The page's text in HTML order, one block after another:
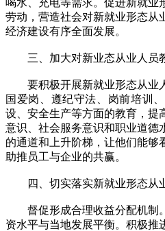
劳动，营造社会对新就业形态从
经济建设有序全面发展。
三、加大对新业态从业人员
要积极开展新就业形态从业
国爱岗、遵纪守法、岗前培训
设、安全生产等方面的教育，提
意识、社会服务意识和职业道德
的通道和上升阶梯，让他们能够
助推员工与企业的共赢。
四、切实落实新就业形态从
督促形成合理收益分配机制
资水平与当地发展平衡。积极推